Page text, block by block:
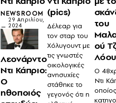
NEWSROOM
29 Απριλίου,
2024
Λεονάρντο
Ντι Κάπριο:
Ο
ηθοποιός
(pics)
Δέλεαρ για
τον σταρ του
Χόλυγουντ με
τις γνωστές
οικολογικές
ανησυχίες
στάθηκε το
γεγονός ότι η
του
ού
Λόου
Ο
Ντι